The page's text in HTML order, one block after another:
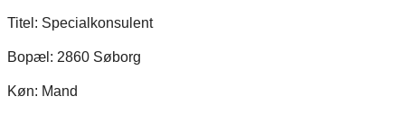
Titel: Specialkonsulent
Bopæl: 2860 Søborg
Køn: Mand